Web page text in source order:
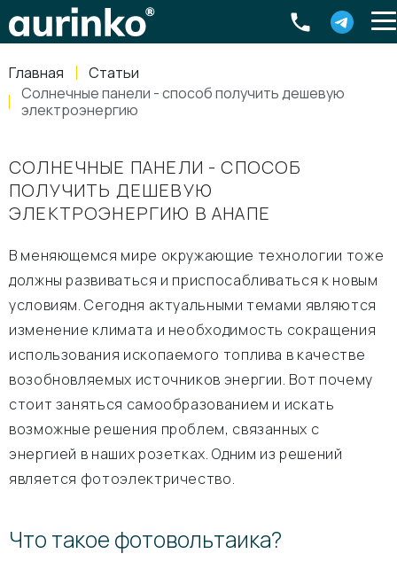
Главная
Статьи
Солнечные панели - способ получить дешевую
электроэнергию
СОЛНЕЧНЫЕ ПАНЕЛИ - СПОСОБ
ПОЛУЧИТЬ ДЕШЕВУЮ
ЭЛЕКТРОЭНЕРГИЮ В АНАПЕ
В меняющемся мире окружающие технологии тоже
должны развиваться и приспосабливаться к новым
условиям. Сегодня актуальными темами являются
изменение климата и необходимость сокращения
использования ископаемого топлива в качестве
возобновляемых источников энергии. Вот почему
стоит заняться самообразованием и искать
возможные решения проблем, связанных с
энергией в наших розетках. Одним из решений
является фотоэлектричество.
Что такое фотовольтаика?
Россия, Свердловская область Екатеринбург ,
8-800-770-79-40